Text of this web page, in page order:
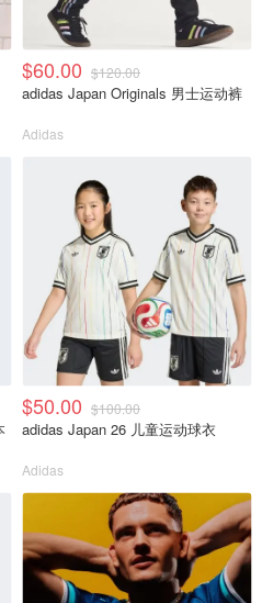
$60.00 $120.00
adidas Japan Originals 男士运动裤
Adidas
$50.00 $100.00
adidas Japan 26 儿童运动球衣
Adidas